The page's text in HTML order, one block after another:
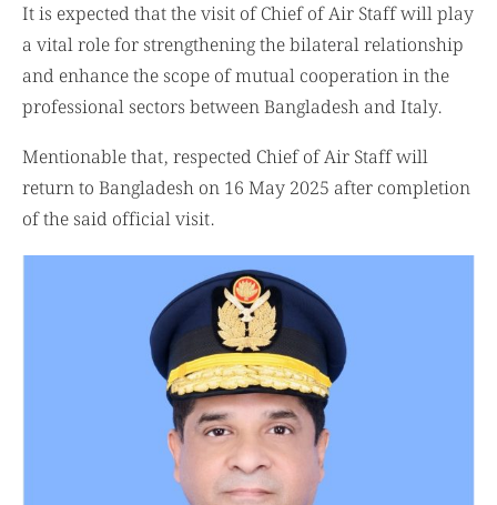
It is expected that the visit of Chief of Air Staff will play
a vital role for strengthening the bilateral relationship
and enhance the scope of mutual cooperation in the
professional sectors between Bangladesh and Italy.
Mentionable that, respected Chief of Air Staff will
return to Bangladesh on 16 May 2025 after completion
of the said official visit.